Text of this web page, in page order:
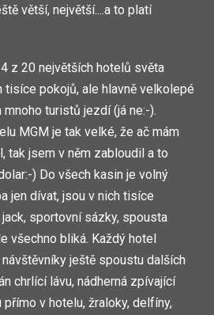
větší, největší....a to platí
z 20 největších hotelů světa
tisíce pokojů, ale hlavně velkolepé
turistů jezdí (já ne:-).
MGM je tak velké, že ač mám
tak jsem v něm zabloudil a to
) Do všech kasin je volný
jen dívat, jsou v nich tisíce
sportovní sázky, spousta
všechno bliká. Každý hotel
ještě spoustu dalších
chrlící lávu, nádherná zpívající
přímo v hotelu, žraloky, delfíny,